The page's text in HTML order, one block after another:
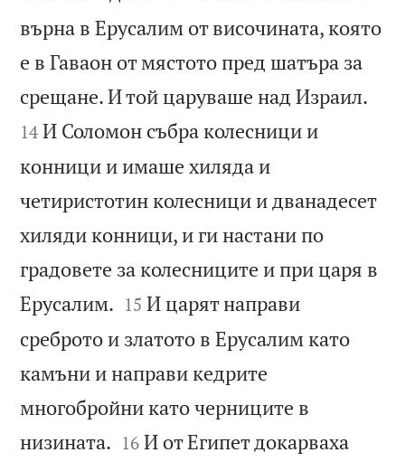
върна в Ерусалим от височината, която
е в Гаваон от мястото пред шатъра за
срещане. И той царуваше над Израил.
14 И Соломон събра колесници и
конници и имаше хиляда и
четиристотин колесници и дванадесет
хиляди конници, и ги настани по
градовете за колесниците и при царя в
Ерусалим. 

15 И царят направи
среброто и златото в Ерусалим като
камъни и направи кедрите
многобройни като черниците в
низината. 

16 И от Египет докарваха